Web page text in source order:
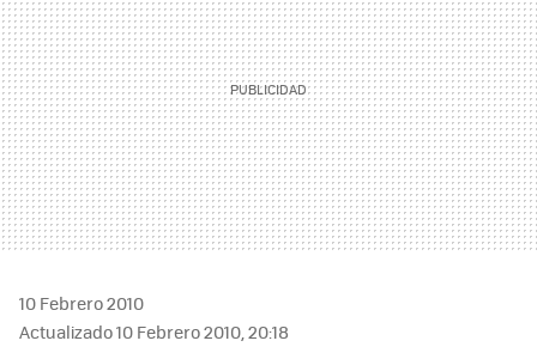
10 Febrero 2010
Actualizado 10 Febrero 2010, 20:18